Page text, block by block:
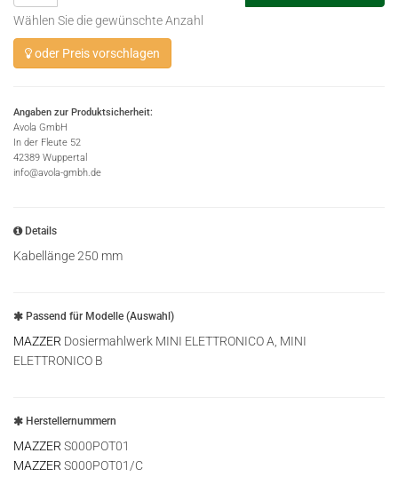
Wählen Sie die gewünschte Anzahl
oder Preis vorschlagen
Angaben zur Produktsicherheit:
Avola GmbH
In der Fleute 52
42389 Wuppertal
info@avola-gmbh.de
Details
Kabellänge 250 mm
Passend für Modelle (Auswahl)
MAZZER Dosiermahlwerk MINI ELETTRONICO A, MINI
ELETTRONICO B
Herstellernummern
MAZZER S000POT01
MAZZER S000POT01/C